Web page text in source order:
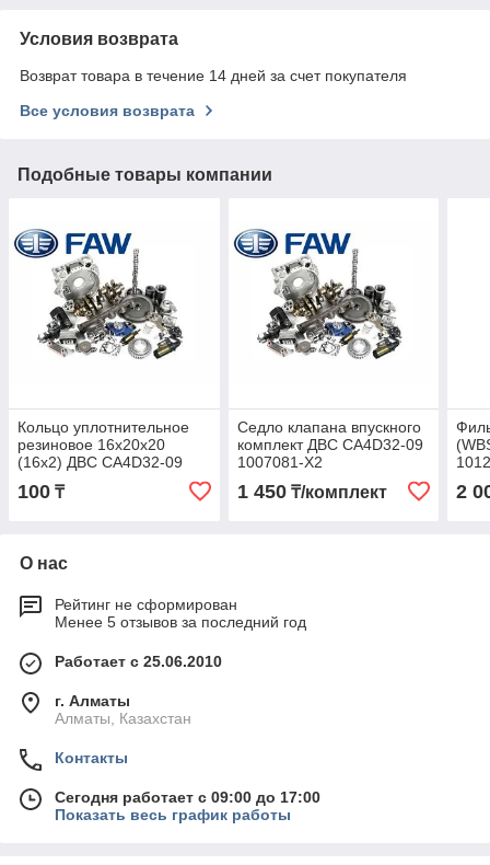
Условия возврата
Возврат товара в течение 14 дней за счет покупателя
Все условия возврата
Подобные товары компании
Кольцо уплотнительное
резиновое 16x20x20
(16x2) ДВС CA4D32-09
100 ₸
Седло клапана впускного
комплект ДВС CA4D32-09
1007081-X2
1 450₸/комплект 2
О нас
Рейтинг не сформирован
Менее 5 отзывов за последний год
Работает с 25.06.2010
г. Алматы
Алматы, Казахстан
Контакты
Сегодня работает с 09:00 до 17:00
Показать весь график работы